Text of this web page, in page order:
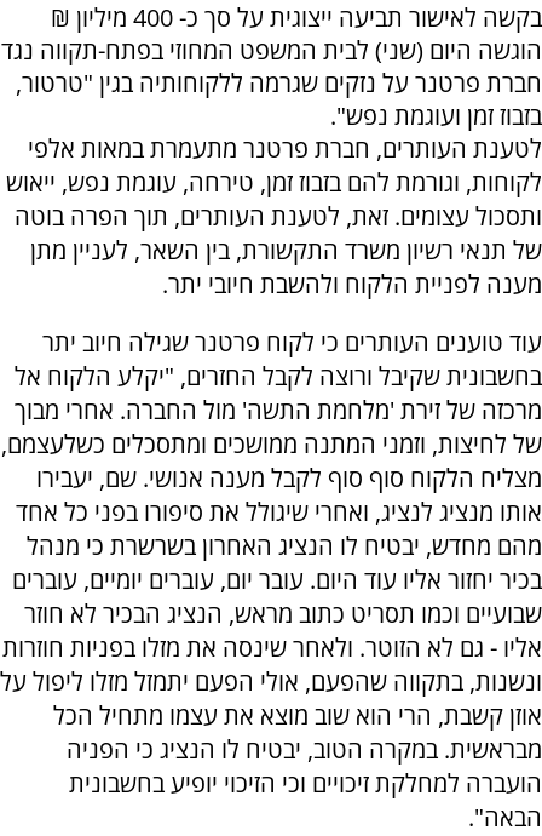
בקשה לאישור תביעה ייצוגית על סך כ- 400 מיליון ₪
הוגשה היום (שני) לבית המשפט המחוזי בפתח-תקווה נגד
חברת פרטנר על נזקים שגרמה ללקוחותיה בגין "טרטור,
בזבוז זמן ועוגמת נפש".
לטענת העותרים, חברת פרטנר מתעמרת במאות אלפי
לקוחות, וגורמת להם בזבוז זמן, טירחה, עוגמת נפש, ייאוש
ותסכול עצומים. זאת, לטענת העותרים, תוך הפרה בוטה
של תנאי רשיון משרד התקשורת, בין השאר, לעניין מתן
מענה לפניית הלקוח ולהשבת חיובי יתר.
עוד טוענים העותרים כי לקוח פרטנר שגילה חיוב יתר
בחשבונית שקיבל ורוצה לקבל החזרים, "יקלע הלקוח אל
מרכזה של זירת 'מלחמת התשה' מול החברה. אחרי מבוך
של לחיצות, וזמני המתנה ממושכים ומתסכלים כשלעצמם,
מצליח הלקוח סוף סוף לקבל מענה אנושי. שם, יעבירו
אותו מנציג לנציג, ואחרי שיגולל את סיפורו בפני כל אחד
מהם מחדש, יבטיח לו הנציג האחרון בשרשרת כי מנהל
בכיר יחזור אליו עוד היום. עובר יום, עוברים יומיים, עוברים
שבועיים וכמו תסריט כתוב מראש, הנציג הבכיר לא חוזר
אליו - גם לא הזוטר. ולאחר שינסה את מזלו בפניות חוזרות
ונשנות, בתקווה שהפעם, אולי הפעם יתמזל מזלו ליפול על
אוזן קשבת, הרי הוא שוב מוצא את עצמו מתחיל הכל
מבראשית. במקרה הטוב, יבטיח לו הנציג כי הפניה
הועברה למחלקת זיכויים וכי הזיכוי יופיע בחשבונית
הבאה".